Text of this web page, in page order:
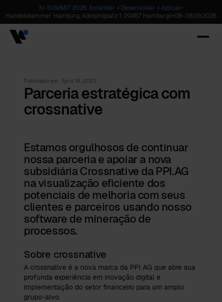
KI-SUMMIT 2026. Entender » Desenvolver » Aplicar•
Handelskammer Hamburg, Adolphsplatz 1, 20457 Hamburgo•08–08.09.2026
Publicado em April 18, 2023
Parceria estratégica com
crossnative
Estamos orgulhosos de continuar
nossa parceria e apoiar a nova
subsidiária Crossnative da PPI.AG
na visualização eficiente dos
potenciais de melhoria com seus
clientes e parceiros usando nosso
software de mineração de
processos.
Sobre crossnative
A crossnative é a nova marca da PPI AG que abre sua
profunda experiência em inovação digital e
implementação do setor financeiro para um amplo
grupo-alvo.